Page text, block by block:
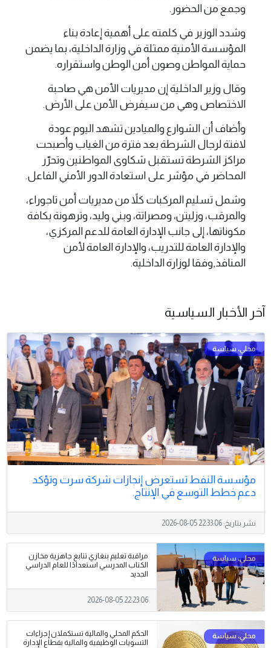
وجمع من الحضور.
وشدد الوزير في كلمته على أهمية إعادة بناء
المؤسسة الأمنية ممثلة في وزارة الداخلية، بما يضمن
حماية المواطن وصون أمن الوطن واستقراره.
وقال وزير الداخلية إن مديريات الأمن هي صاحبة
الاختصاص وهي من سيفرض الأمن على الأرض.
وأضاف أن الشوارع والميادين تشهد اليوم عودة
لافتة لرجال الشرطة بعد فترة من الغياب وأصبحت
مراكز الشرطة تستقبل شكاوى المواطنين وتحرّر
المحاضر في مؤشر على استعادة الدور الأمني الفاعل.
وشمل تسليم المركبات كلاً من مديريات أمن تاجوراء،
والمرقب، وزليتن، ومصراتة، وبني وليد، وترهونة بكافة
مكوناتها، إلى جانب الإدارة العامة للدعم المركزي،
والإدارة العامة للتدريب، والإدارة العامة لأمن
المنافذ,وفقا لوزارة الداخلية.
آخر الأخبار السياسية
مؤسسة النفط تستعرض إنجازات شركة سرت وتؤكد
دعم خطط التوسع في الإنتاج.
نشر بتاريخ:2026-08-05 22:33:06
مراقبة تعليم بنغازي تتابع جاهزية مخازن
الكتاب المدرسي استعدادًا للعام الدراسي
الجديد
2026-08-05 22:23:06
الحكم المحلي والمالية تستكملان إجراءات
التسويات الوظيفية والمالية بقطاع الإدارة